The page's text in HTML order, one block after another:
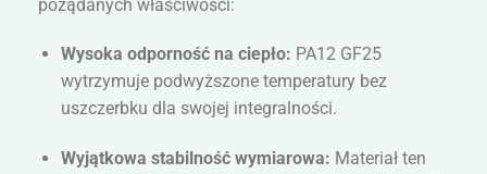
pożądanych właściwości:
Wysoka odporność na ciepło: PA12 GF25
wytrzymuje podwyższone temperatury bez
uszczerbku dla swojej integralności.
Wyjątkowa stabilność wymiarowa: Materiał ten